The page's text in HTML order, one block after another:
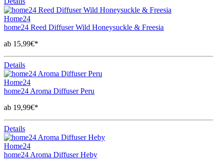
Home24
home24 Reed Diffuser Wild Honeysuckle & Freesia
ab 15,99€*
Details
Home24
home24 Aroma Diffuser Peru
ab 19,99€*
Details
Home24
home24 Aroma Diffuser Heby